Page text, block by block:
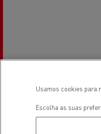
Recolha de
Usamos cookies para
Escolha as suas